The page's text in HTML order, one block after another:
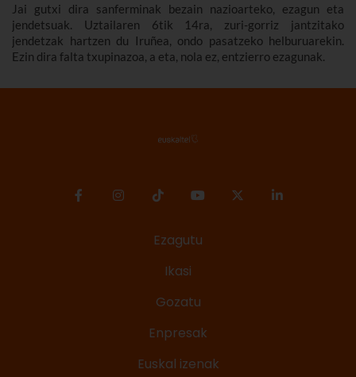
Jai gutxi dira sanferminak bezain nazioarteko, ezagun eta
jendetsuak. Uztailaren 6tik 14ra, zuri-gorriz jantzitako
jendetzak hartzen du Iruñea, ondo pasatzeko helburuarekin.
Ezin dira falta txupinazoa, a eta, nola ez, entzierro ezagunak.
Ezagutu
Ikasi
Gozatu
Enpresak
Euskal izenak